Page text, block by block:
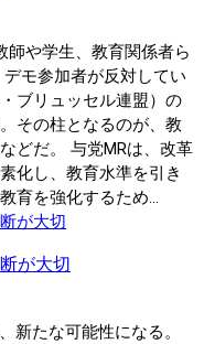
師や学生、教育関係者ら
モ参加者が反対してい
ブリュッセル連盟）の
その柱となるのが、教
どだ。 与党MRは、改革
化し、教育水準を引き
育を強化するため...
が大切
新たな可能性になる。